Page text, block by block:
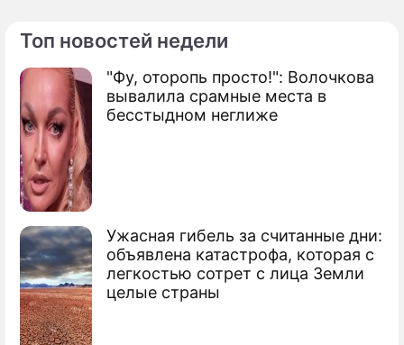
Топ новостей недели
"Фу, оторопь просто!": Волочкова
вывалила срамные места в
бесстыдном неглиже
Ужасная гибель за считанные дни:
объявлена катастрофа, которая с
легкостью сотрет с лица Земли
целые страны
По теме
Найдены покупатели на имущество
Коломойского
Коломойский выставил России счет
Имущество Коломойского продадут за
полгода
Как будут продавать владения
Коломойского